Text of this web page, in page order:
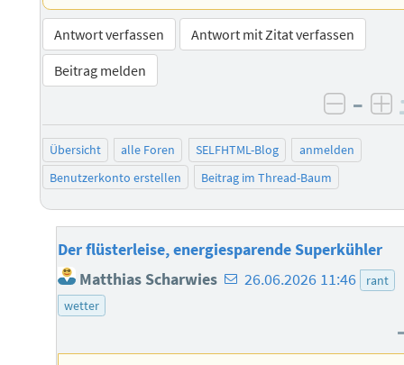
Antwort verfassen
Antwort mit Zitat verfassen
Beitrag melden
–
Übersicht alle Foren SELFHTML-Blog
anmelden
Benutzerkonto erstellen
Beitrag im Thread-Baum
Der flüsterleise, energiesparende Superkühler
Matthias Scharwies E-
des
26.06.2026 11:46
rant
wetter